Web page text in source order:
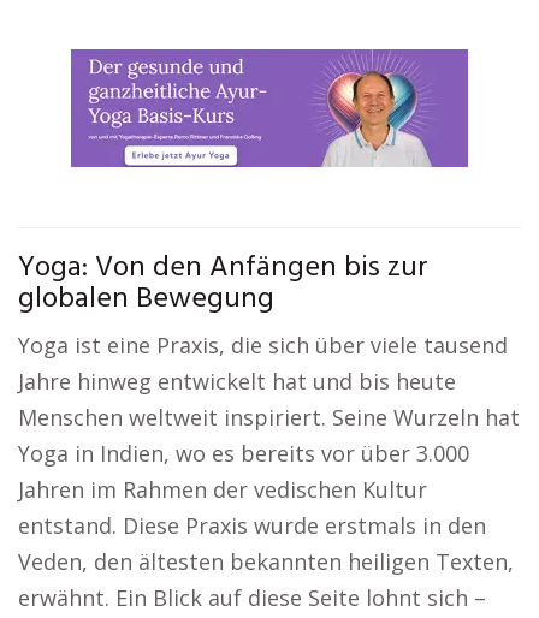
Yoga: Von den Anfängen bis zur
globalen Bewegung
Yoga ist eine Praxis, die sich über viele tausend
Jahre hinweg entwickelt hat und bis heute
Menschen weltweit inspiriert. Seine Wurzeln hat
Yoga in Indien, wo es bereits vor über 3.000
Jahren im Rahmen der vedischen Kultur
entstand. Diese Praxis wurde erstmals in den
Veden, den ältesten bekannten heiligen Texten,
erwähnt. Ein Blick auf diese Seite lohnt sich –